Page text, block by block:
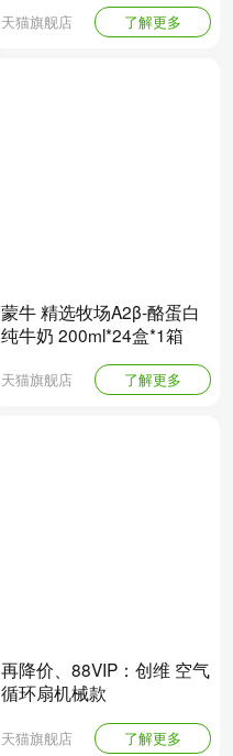
天猫旗舰店 了解更多
蒙牛 精选牧场A2β-酪蛋白
纯牛奶 200ml*24盒*1箱
天猫旗舰店 了解更多
再降价、88VIP：创维 空气
循环扇机械款
天猫旗舰店 了解更多